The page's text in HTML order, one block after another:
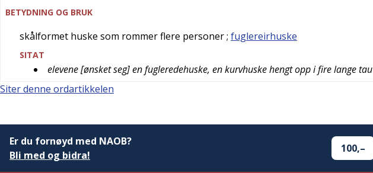
BETYDNING OG BRUK
skålformet huske som rommer flere personer; fuglereirhuske
SITAT
elevene [ønsket seg] en fugleredehuske, en kurvhuske hengt opp i fire lange tau
Siter denne ordartikkelen
Er du fornøyd med NAOB?
Bli med og bidra!
100,–